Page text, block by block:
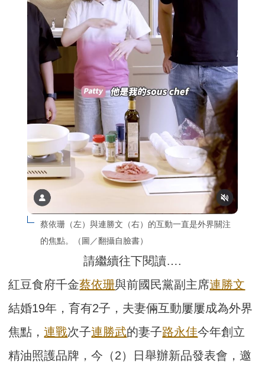
蔡依珊（左）與連勝文（右）的互動一直是外界關注
的焦點。（圖／翻攝自臉書）
請繼續往下閱讀….
紅豆食府千金蔡依珊與前國民黨副主席連勝文
結婚19年，育有2子，夫妻倆互動屢屢成為外界
焦點，連戰次子連勝武的妻子路永佳今年創立
精油照護品牌，今（2）日舉辦新品發表會，邀